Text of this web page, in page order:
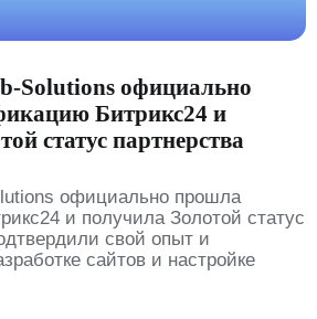
Solutions официально
Битрикс24 и
статус партнерства
официально прошла
и получила Золотой статус
свой опыт и
сайтов и настройке